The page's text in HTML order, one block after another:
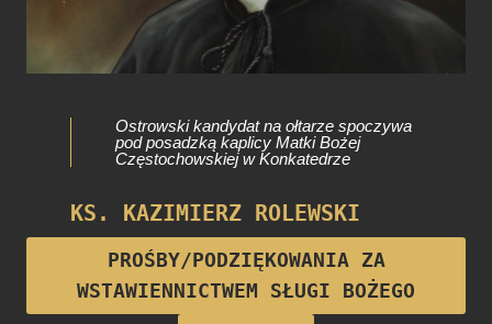
Ostrowski kandydat na ołtarze spoczywa
pod posadzką kaplicy Matki Bożej
Częstochowskiej w Konkatedrze
KS. KAZIMIERZ ROLEWSKI
Proboszcz parafii w latach 1922-1928
PROŚBY/PODZIĘKOWANIA ZA
WSTAWIENNICTWEM SŁUGI BOŻEGO